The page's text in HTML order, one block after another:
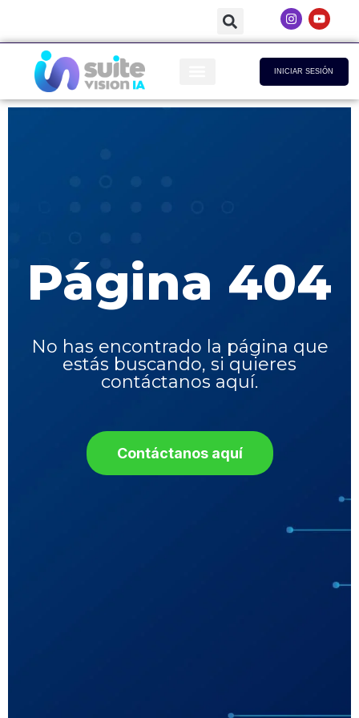
INICIAR SESIÓN